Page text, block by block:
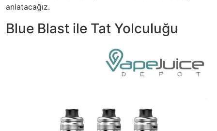
anlatacağız.
Blue Blast ile Tat Yolculuğu